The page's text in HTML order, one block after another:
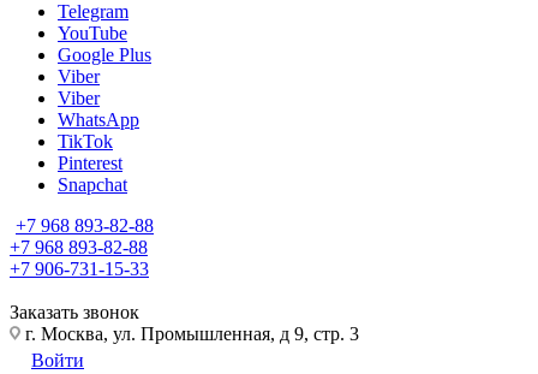
Telegram
YouTube
Google Plus
Viber
Viber
WhatsApp
TikTok
Pinterest
Snapchat
+7 968 893-82-88
+7 968 893-82-88
+7 906-731-15-33
Заказать звонок
г. Москва, ул. Промышленная, д 9, стр. 3
Войти